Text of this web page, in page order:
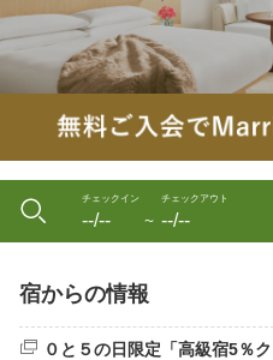
チェックイン
--/-- 〜
チェックアウト
--/--
宿からの情報
０と５の日限定「高級宿5％ク